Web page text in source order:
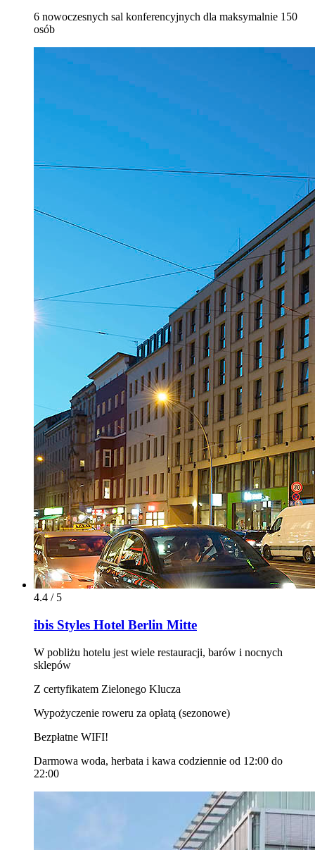
6 nowoczesnych sal konferencyjnych dla maksymalnie 150
osób
4.4 / 5
ibis Styles Hotel Berlin Mitte
W pobliżu hotelu jest wiele restauracji, barów i nocnych
sklepów
Z certyfikatem Zielonego Klucza
Wypożyczenie roweru za opłatą (sezonowe)
Bezpłatne WIFI!
Darmowa woda, herbata i kawa codziennie od 12:00 do
22:00